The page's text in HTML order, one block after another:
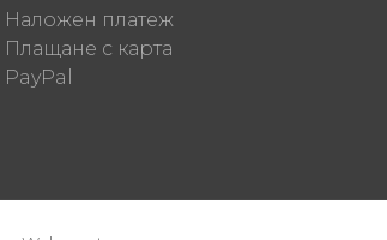
Наложен платеж
Плащане с карта
PayPal